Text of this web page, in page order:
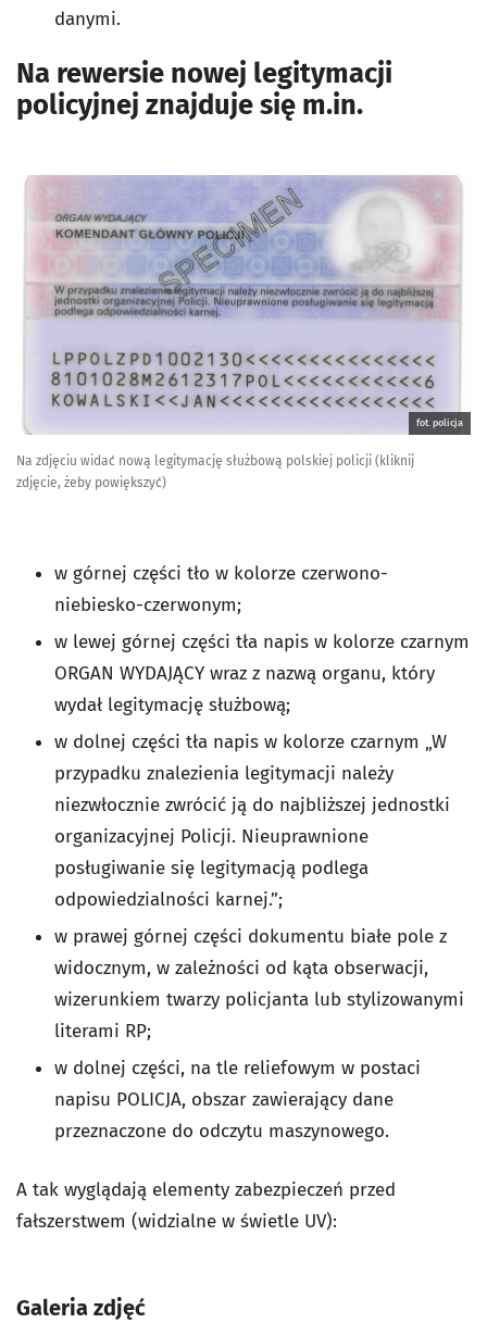
danymi.
Na rewersie nowej legitymacji
policyjnej znajduje się m.in.
fot. policja
Na zdjęciu widać nową legitymację służbową polskiej policji (kliknij
zdjęcie, żeby powiększyć)
w górnej części tło w kolorze czerwono-
niebiesko-czerwonym;
w lewej górnej części tła napis w kolorze czarnym
ORGAN WYDAJĄCY wraz z nazwą organu, który
wydał legitymację służbową;
w dolnej części tła napis w kolorze czarnym „W
przypadku znalezienia legitymacji należy
niezwłocznie zwrócić ją do najbliższej jednostki
organizacyjnej Policji. Nieuprawnione
posługiwanie się legitymacją podlega
odpowiedzialności karnej.”;
w prawej górnej części dokumentu białe pole z
widocznym, w zależności od kąta obserwacji,
wizerunkiem twarzy policjanta lub stylizowanymi
literami RP;
w dolnej części, na tle reliefowym w postaci
napisu POLICJA, obszar zawierający dane
przeznaczone do odczytu maszynowego.
A tak wyglądają elementy zabezpieczeń przed
fałszerstwem (widzialne w świetle UV):
Galeria zdjęć